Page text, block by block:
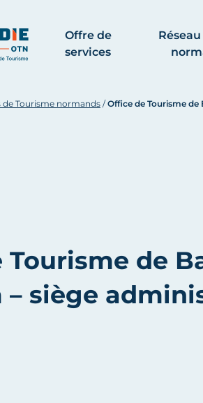
Offre de
services
de Tourisme normands /Office de Tourisme
Tourisme de
– siège